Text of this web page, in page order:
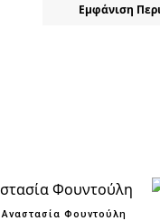
Εμφάνιση
Αναστασία Φουντούλη